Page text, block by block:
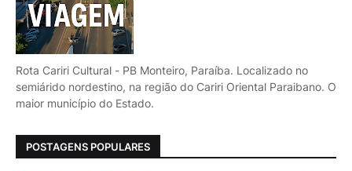
Rota Cariri Cultural - PB Monteiro, Paraíba. Localizado no
semiárido nordestino, na região do Cariri Oriental Paraibano. O
maior município do Estado.
POSTAGENS POPULARES